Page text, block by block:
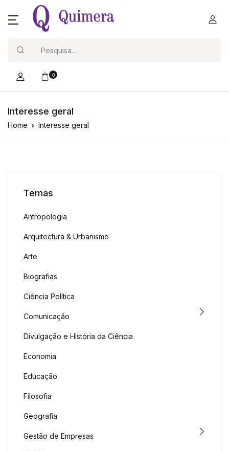
0
Interesse geral
Home Interesse geral
Temas
Antropologia
Arquitectura & Urbanismo
Arte
Biografias
Ciência Política
Comunicação
Divulgação e História da Ciência
Economia
Educação
Filosofia
Geografia
Gestão de Empresas